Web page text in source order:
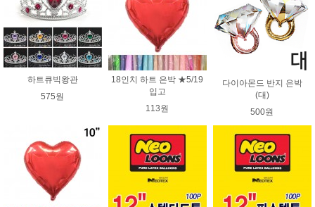
하트큐빅왕관
575원
18인치 하트 은박 ★5/19
입고
113원
다이아몬드 반지 은박
(대)
500원